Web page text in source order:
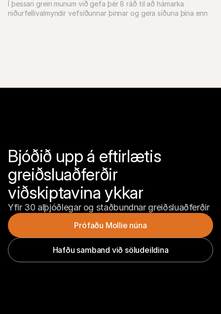
Í þessari grein munum við gefa þér 8 ráð til að hámarka
niðurfellivalmyndir vefsíðunnar þinnar og gera síðuna þína enn
Bjóðið upp á eftirlætis
greiðsluaðferðir
viðskiptavina ykkar
Yfir 30 alþjóðlegar og staðbundnar greiðsluaðferðir
Prófaðu Mollie núna
Hafðu samband við söludeildina